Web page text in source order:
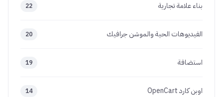
بناء علامة تجارية 22
الفيديوهات الحية والموشن جرافيك 20
استضافة 19
اوبن كارد OpenCart 14